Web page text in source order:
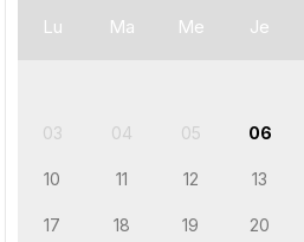
Lu Ma Me Je
03 04 05 06
10 11 12 13
17 18 19 20